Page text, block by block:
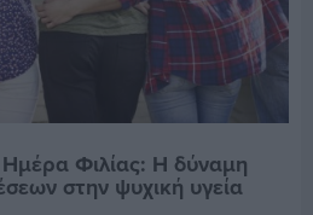
Ημέρα Φιλίας: Η δύναμη
στην ψυχική υγεία